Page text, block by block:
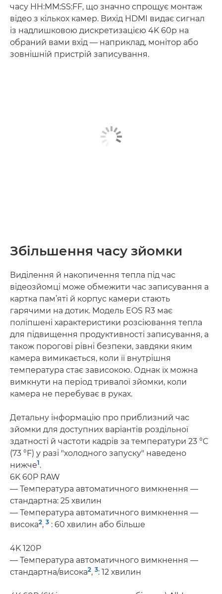
часу HH:MM:SS:FF, що значно спрощує монтаж
відео з кількох камер. Вихід HDMI видає сигнал
із надлишковою дискретизацією 4K 60p на
обраний вами вхід — наприклад, монітор або
зовнішній пристрій записування.
Збільшення часу зйомки
Виділення й накопичення тепла під час
відеозйомці може обмежити час записування а
картка пам’яті й корпус камери стають
гарячими на дотик. Модель EOS R3 має
поліпшені характеристики розсіювання тепла
для підвищення продуктивності записування, а
також порогові рівні безпеки, завдяки яким
камера вимикається, коли її внутрішня
температура стає зависокою. Однак їх можна
вимкнути на період тривалої зйомки, коли
камера не перебуває в руках.
Детальну інформацію про приблизний час
зйомки для доступних варіантів роздільної
здатності й частоти кадрів за температури 23 °C
(73 °F) у разі "холодного запуску" наведено
нижче1.
6K 60P RAW
— Температура автоматичного вимкнення —
стандартна: 25 хвилин
— Температура автоматичного вимкнення —
висока2, 3 : 60 хвилин або більше
4K 120P
— Температура автоматичного вимкнення —
стандартна/висока2, 3: 12 хвилин